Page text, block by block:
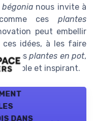
bégonianous invite à
ces plantes
peut embellir
idées, à les faire
nosplantes en pot,
durable et inspirant.
dans